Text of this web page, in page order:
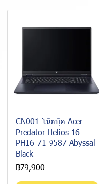
CN001 โน๊ตบุ๊ค Acer
Predator Helios 16
PH16-71-9587 Abyssal
Black
฿79,900